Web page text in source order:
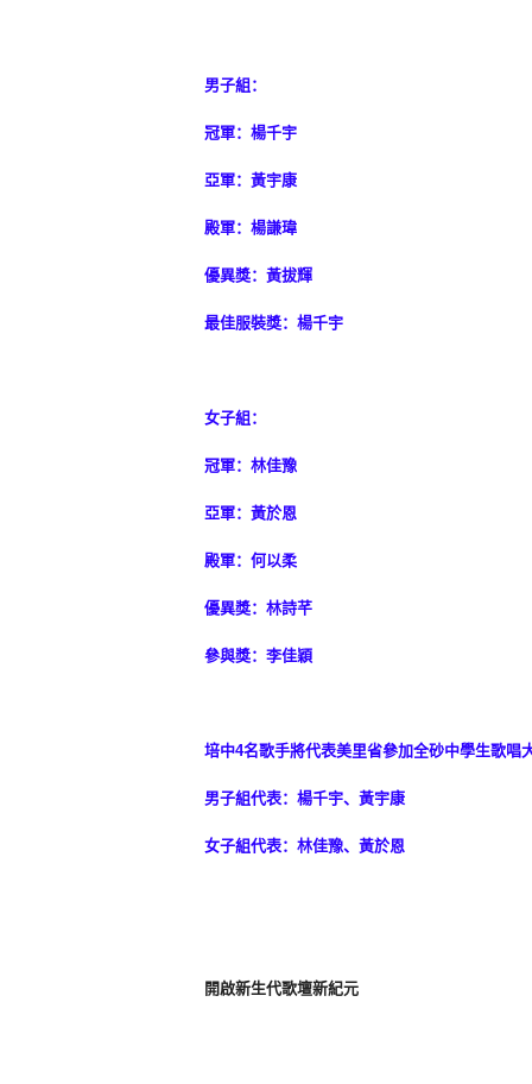
男子組：
冠軍：楊千宇
亞軍：黃宇康
殿軍：楊謙瑋
優異獎：黃拔輝
最佳服裝獎：楊千宇
女子組：
冠軍：林佳豫
亞軍：黃於恩
殿軍：何以柔
優異獎：林詩芊
參與獎：李佳穎
培中4名歌手將代表美里省參加全砂中學生歌唱
男子組代表：楊千宇、黃宇康
女子組代表：林佳豫、黃於恩
開啟新生代歌壇新紀元